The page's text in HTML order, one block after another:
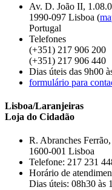
Av. D. João II,
1990-097 Lisboa (
Portugal
Telefones
(+351) 217 906 200
(+351) 217 906 440
Dias úteis das 9h00
formulário para
Lisboa/Laranjeiras
Loja do Cidadão
R. Abranches
1600-001 Lisboa
Telefone: 217 231
Horário de
Dias úteis: 08h30 às